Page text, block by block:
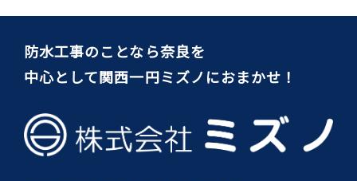
防水工事のことなら奈良を
中心として関西一円ミズノにおまかせ！